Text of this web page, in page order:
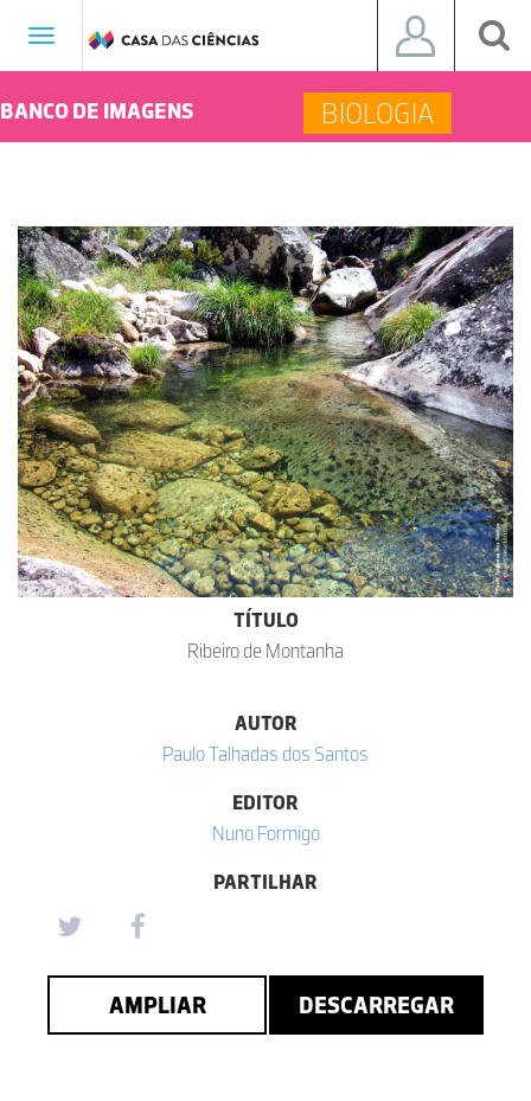
Toggle
BANCO DE IMAGENS BIOLOGIA
TÍTULO
Ribeiro de Montanha
AUTOR
Paulo Talhadas dos Santos
EDITOR
Nuno Formigo
PARTILHAR
AMPLIAR DESCARREGAR